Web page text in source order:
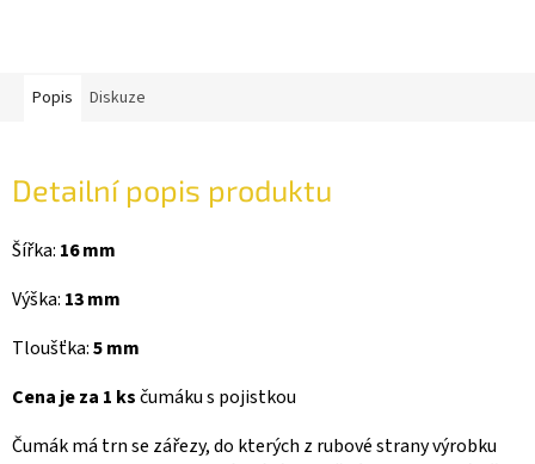
Popis Diskuze
Detailní popis produktu
Šířka: 16 mm
Výška: 13 mm
Tloušťka:5 mm
Cena je za 1 ksčumáku s pojistkou
Čumák má trn se zářezy, do kterých z rubové strany výrobku